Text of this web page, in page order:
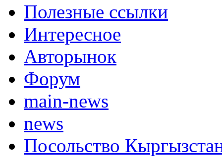
Полезные ссылки
Интересное
Авторынок
Форум
main-news
news
Посольство